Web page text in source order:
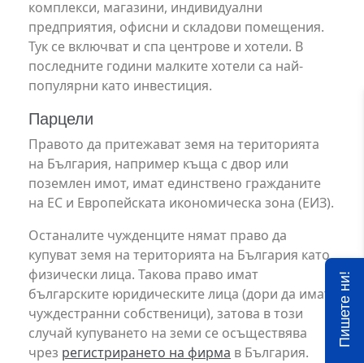
комплекси, магазини, индивидуални
предприятия, офисни и складови помещения.
Тук се включват и спа центрове и хотели. В
последните години малките хотели са най-
популярни като инвестиция.
Парцели
Правото да притежават земя на територията
на България, например къща с двор или
поземлен имот, имат единствено гражданите
на ЕС и Европейската икономическа зона (ЕИЗ).
Останалите чужденците нямат право да
купуват земя на територията на България като
физически лица. Такова право имат
българските юридическите лица (дори да имат
чуждестранни собственици), затова в този
случай купуването на земи се осъществява
чрез регистрирането на фирма в България.
Пишете ни!